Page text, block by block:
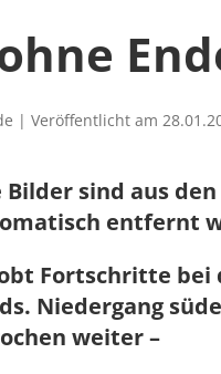
| Veröffentlicht am
Bilder sind aus
entfernt
Fortschritte bei
Niedergang
weiter –